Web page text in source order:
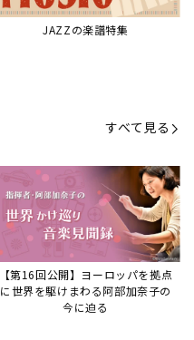
JAZZの楽譜特集
すべて見る
【第16回公開】ヨーロッパを拠点
に世界を駆けまわる阿部加奈子の
今に迫る